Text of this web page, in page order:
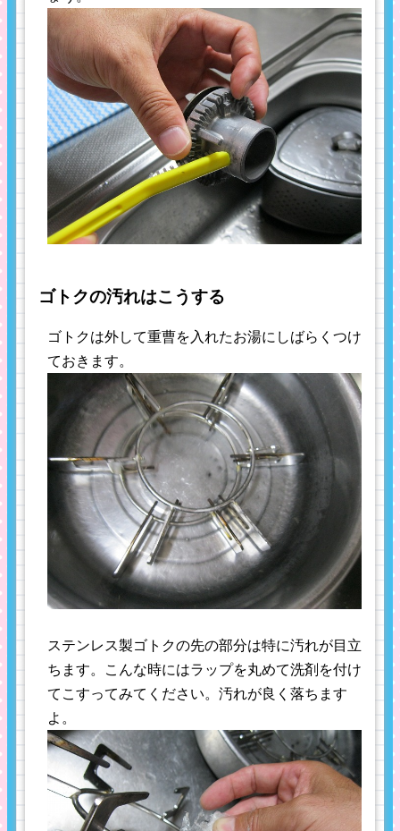
ゴトクの汚れはこうする
ゴトクは外して重曹を入れたお湯にしばらくつけ
ておきます。
ステンレス製ゴトクの先の部分は特に汚れが目立
ちます。こんな時にはラップを丸めて洗剤を付け
てこすってみてください。汚れが良く落ちます
よ。